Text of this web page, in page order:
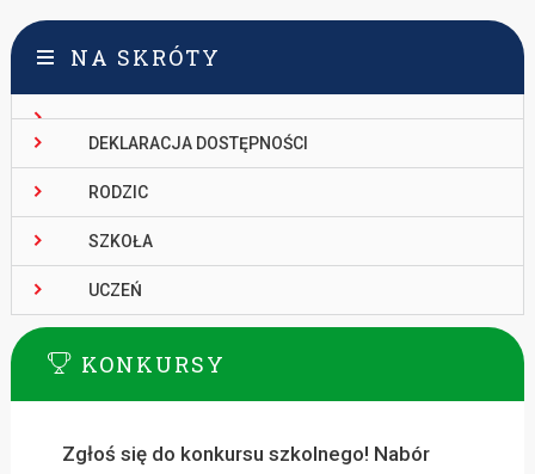
NA SKRÓTY
DEKLARACJA DOSTĘPNOŚCI
RODZIC
SZKOŁA
UCZEŃ
KONKURSY
Zgłoś się do konkursu szkolnego! Nabór